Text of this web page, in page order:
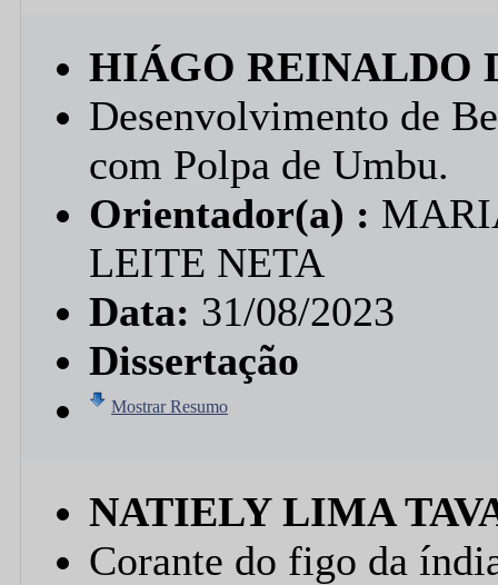
HIÁGO REINALDO
Desenvolvimento de
com Polpa de Umbu.
Orientador(a) :
LEITE NETA
Data: 31/08/2023
Dissertação
Mostrar Resumo
NATIELY LIMA
Corante do figo da